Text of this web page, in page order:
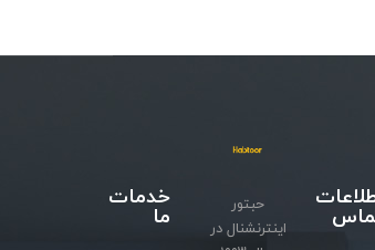
حبتور
اینترنشنال در
خدمات
ما